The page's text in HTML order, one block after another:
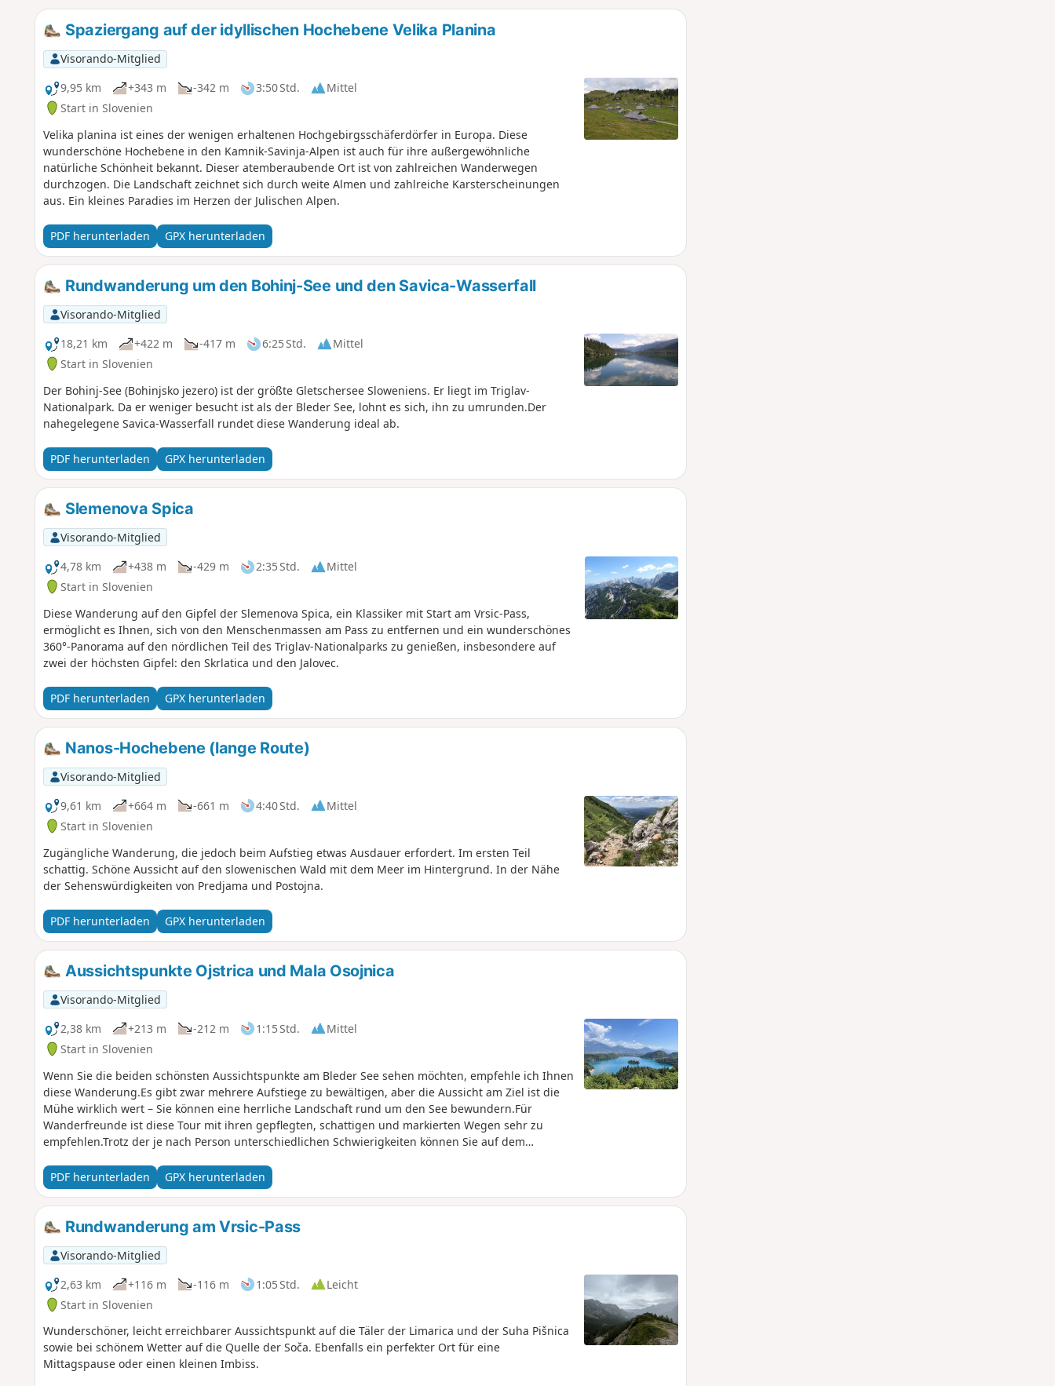
Spaziergang auf der idyllischen Hochebene Velika Planina
Visorando-Mitglied
9,95 km
+343 m -342 m 3:50 Std.
Mittel
Start in Slovenien
Velika planina ist eines der wenigen erhaltenen Hochgebirgsschäferdörfer in Europa. Diese
wunderschöne Hochebene in den Kamnik-Savinja-Alpen ist auch für ihre außergewöhnliche
natürliche Schönheit bekannt. Dieser atemberaubende Ort ist von zahlreichen Wanderwegen
durchzogen. Die Landschaft zeichnet sich durch weite Almen und zahlreiche Karsterscheinungen
aus. Ein kleines Paradies im Herzen der Julischen Alpen.
PDF herunterladen GPX herunterladen
Rundwanderung um den Bohinj-See und den Savica-Wasserfall
Visorando-Mitglied
18,21 km
+422 m -417 m 6:25 Std.
Mittel
Start in Slovenien
Der Bohinj-See (Bohinjsko jezero) ist der größte Gletschersee Sloweniens. Er liegt im Triglav-
Nationalpark. Da er weniger besucht ist als der Bleder See, lohnt es sich, ihn zu umrunden.Der
nahegelegene Savica-Wasserfall rundet diese Wanderung ideal ab.
PDF herunterladen GPX herunterladen
Slemenova Spica
Visorando-Mitglied
4,78 km
+438 m -429 m 2:35 Std.
Mittel
Start in Slovenien
Diese Wanderung auf den Gipfel der Slemenova Spica, ein Klassiker mit Start am Vrsic-Pass,
ermöglicht es Ihnen, sich von den Menschenmassen am Pass zu entfernen und ein wunderschönes
360°-Panorama auf den nördlichen Teil des Triglav-Nationalparks zu genießen, insbesondere auf
zwei der höchsten Gipfel: den Skrlatica und den Jalovec.
PDF herunterladen GPX herunterladen
Nanos-Hochebene (lange Route)
Visorando-Mitglied
9,61 km
+664 m -661 m 4:40 Std.
Mittel
Start in Slovenien
Zugängliche Wanderung, die jedoch beim Aufstieg etwas Ausdauer erfordert. Im ersten Teil
schattig. Schöne Aussicht auf den slowenischen Wald mit dem Meer im Hintergrund. In der Nähe
der Sehenswürdigkeiten von Predjama und Postojna.
PDF herunterladen GPX herunterladen
Aussichtspunkte Ojstrica und Mala Osojnica
Visorando-Mitglied
2,38 km
+213 m -212 m 1:15 Std.
Mittel
Start in Slovenien
Wenn Sie die beiden schönsten Aussichtspunkte am Bleder See sehen möchten, empfehle ich Ihnen
diese Wanderung.Es gibt zwar mehrere Aufstiege zu bewältigen, aber die Aussicht am Ziel ist die
Mühe wirklich wert – Sie können eine herrliche Landschaft rund um den See bewundern.Für
Wanderfreunde ist diese Tour mit ihren gepflegten, schattigen und markierten Wegen sehr zu
empfehlen.Trotz der je nach Person unterschiedlichen Schwierigkeiten können Sie auf dem
PDF herunterladen
GPX herunterladen
Rundwanderung am Vrsic-Pass
Visorando-Mitglied
2,63 km
+116 m -116 m 1:05 Std.
Leicht
Start in Slovenien
Wunderschöner, leicht erreichbarer Aussichtspunkt auf die Täler der Limarica und der Suha Pišnica
sowie bei schönem Wetter auf die Quelle der Soča. Ebenfalls ein perfekter Ort für eine
Mittagspause oder einen kleinen Imbiss.